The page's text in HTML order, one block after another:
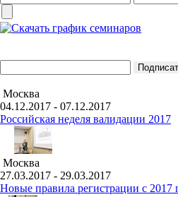
Москва
04.12.2017 - 07.12.2017
Российская неделя валидации 2017
Москва
27.03.2017 - 29.03.2017
Новые правила регистрации c 2017